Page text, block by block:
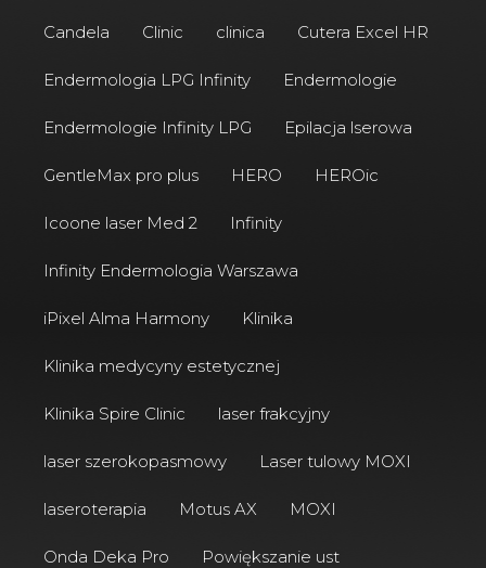
Candela Clinic clinica Cutera Excel HR
Endermologia LPG Infinity Endermologie
Endermologie Infinity LPG Epilacja lserowa
GentleMax pro plus HERO HEROic
Icoone laser Med 2 Infinity
Infinity Endermologia Warszawa
iPixel Alma Harmony Klinika
Klinika medycyny estetycznej
Klinika Spire Clinic laser frakcyjny
laser szerokopasmowy Laser tulowy MOXI
laseroterapia Motus AX MOXI
Onda Deka Pro Powiększanie ust